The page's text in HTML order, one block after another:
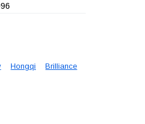
Hongqi
Brilliance